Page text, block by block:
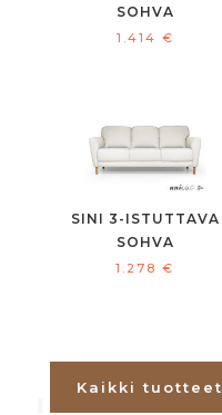
SOHVA
1.414 €
SINI 3-ISTUTTAVA
SOHVA
1.278€
Kaikki tuotteet